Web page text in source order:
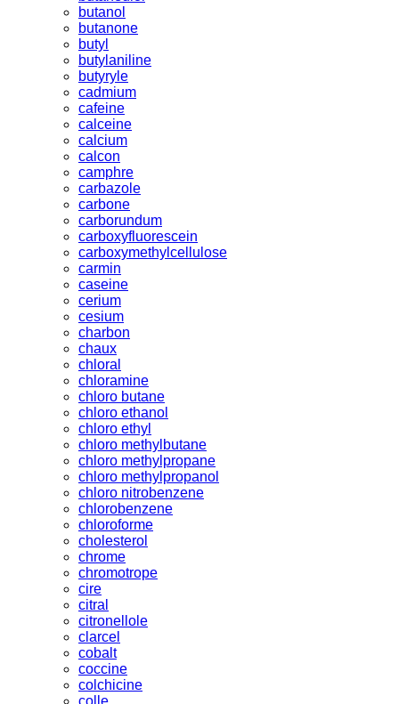
butanol
butanone
butyl
butylaniline
butyryle
cadmium
cafeine
calceine
calcium
calcon
camphre
carbazole
carbone
carborundum
carboxyfluorescein
carboxymethylcellulose
carmin
caseine
cerium
cesium
charbon
chaux
chloral
chloramine
chloro butane
chloro ethanol
chloro ethyl
chloro methylbutane
chloro methylpropane
chloro methylpropanol
chloro nitrobenzene
chlorobenzene
chloroforme
cholesterol
chrome
chromotrope
cire
citral
citronellole
clarcel
cobalt
coccine
colchicine
colle